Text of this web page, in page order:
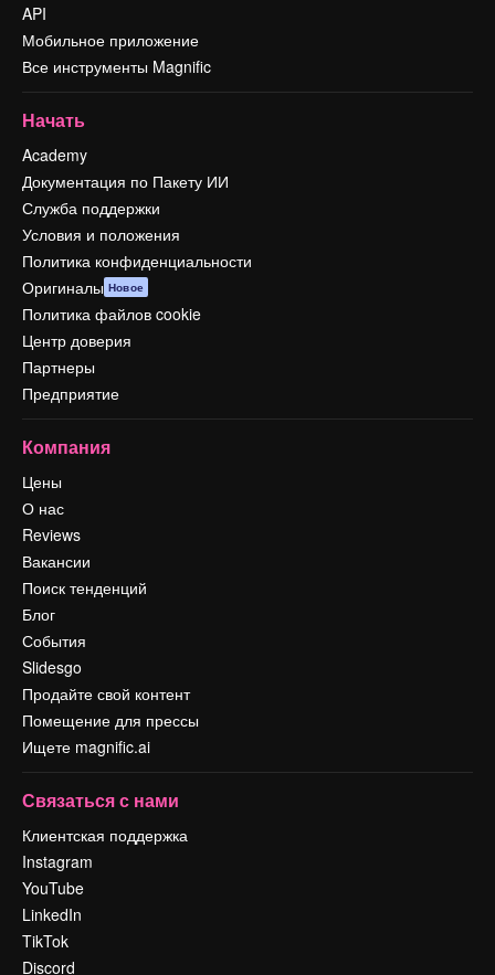
API
Мобильное приложение
Все инструменты Magnific
Начать
Academy
Документация по Пакету ИИ
Служба поддержки
Условия и положения
Политика конфиденциальности
Оригиналы Новое
Политика файлов cookie
Центр доверия
Партнеры
Предприятие
Компания
Цены
О нас
Reviews
Вакансии
Поиск тенденций
Блог
События
Slidesgo
Продайте свой контент
Помещение для прессы
Ищете magnific.ai
Связаться с нами
Клиентская поддержка
Instagram
YouTube
LinkedIn
TikTok
Discord